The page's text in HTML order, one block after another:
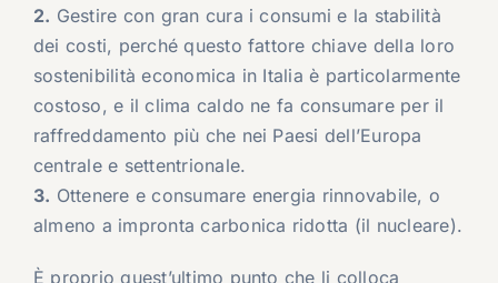
2. Gestire con gran cura i consumi e la stabilità
dei costi, perché questo fattore chiave della loro
sostenibilità economica in Italia è particolarmente
costoso, e il clima caldo ne fa consumare per il
raffreddamento più che nei Paesi dell’Europa
centrale e settentrionale.
3. Ottenere e consumare energia rinnovabile, o
almeno a impronta carbonica ridotta (il nucleare).
È proprio quest’ultimo punto che li colloca